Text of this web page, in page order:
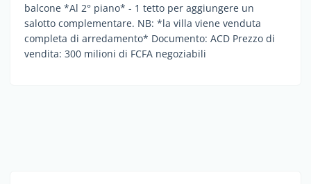
balcone *Al 2° piano* - 1 tetto per aggiungere un
salotto complementare. NB: *la villa viene venduta
completa di arredamento* Documento: ACD Prezzo di
vendita: 300 milioni di FCFA negoziabili